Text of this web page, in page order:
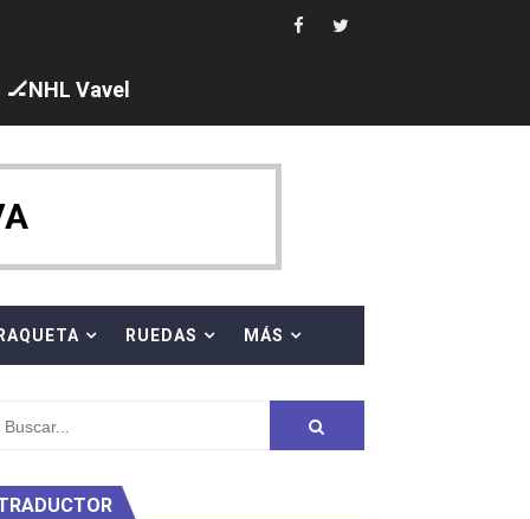
oro
seis para Iris Tió
🏒NHL Vavel
RAQUETA RUEDAS MÁS